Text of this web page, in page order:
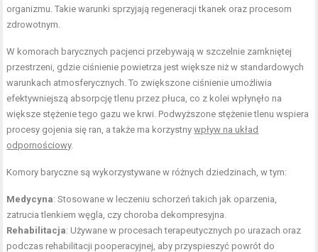
organizmu. Takie warunki sprzyjają regeneracji tkanek oraz procesom
zdrowotnym.
W komorach barycznych pacjenci przebywają w szczelnie zamkniętej
przestrzeni, gdzie ciśnienie powietrza jest większe niż w standardowych
warunkach atmosferycznych. To zwiększone ciśnienie umożliwia
efektywniejszą absorpcję tlenu przez płuca, co z kolei wpłynęło na
większe stężenie tego gazu we krwi. Podwyższone stężenie tlenu wspiera
procesy gojenia się ran, a także ma korzystnywpływ na układ
odpornościowy.
Komory baryczne są wykorzystywane w różnych dziedzinach, w tym:
Medycyna: Stosowane w leczeniu schorzeń takich jak oparzenia,
zatrucia tlenkiem węgla, czy choroba dekompresyjna.
Rehabilitacja: Używane w procesach terapeutycznych po urazach oraz
podczas rehabilitacji pooperacyjnej, aby przyspieszyć powrót do